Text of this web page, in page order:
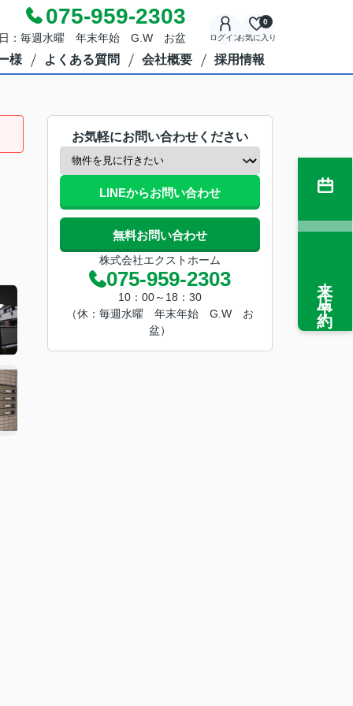
075-959-2303
：毎週水曜 年末年始 G.W お盆 ログインお気に入り
0
様 よくある質問 会社概要 採用情報
お気軽にお問い合わせください
LINEからお問い合わせ
無料お問い合わせ
株式会社エクストホーム
075-959-2303
10：00～18：30
（休：毎週水曜 年末年始 G.W お
盆）
来店予約